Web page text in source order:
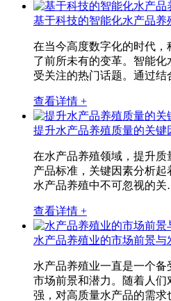
基于科技的智能化水产品养
在当今高度数字化的时代
了前所未有的变革。智能
受关注的热门话题。通过
查看详情 +
提升水产品养殖质量的关键
在水产品养殖领域，提升
产品标准，关键因素分析
水产品养殖中不可忽视的
查看详情 +
水产品养殖业的市场前景与
水产品养殖业一直是一个
市场前景和潜力。随着人
强，对高质量水产品的需